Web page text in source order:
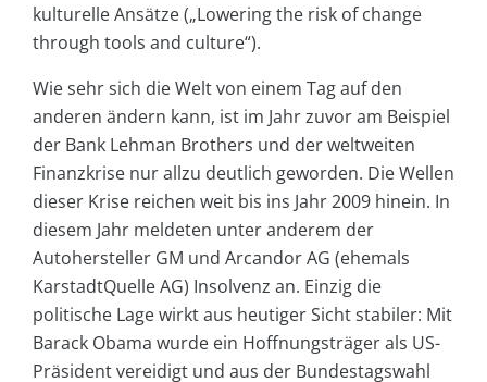
kulturelle Ansätze („Lowering the risk of change
through tools and culture“).
Wie sehr sich die Welt von einem Tag auf den
anderen ändern kann, ist im Jahr zuvor am Beispiel
der Bank Lehman Brothers und der weltweiten
Finanzkrise nur allzu deutlich geworden. Die Wellen
dieser Krise reichen weit bis ins Jahr 2009 hinein. In
diesem Jahr meldeten unter anderem der
Autohersteller GM und Arcandor AG (ehemals
KarstadtQuelle AG) Insolvenz an. Einzig die
politische Lage wirkt aus heutiger Sicht stabiler: Mit
Barack Obama wurde ein Hoffnungsträger als US-
Präsident vereidigt und aus der Bundestagswahl